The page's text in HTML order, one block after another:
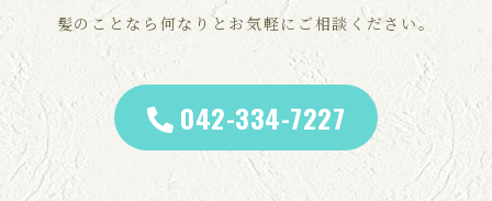
髪のことなら何なりとお気軽にご相談ください。
042-334-7227